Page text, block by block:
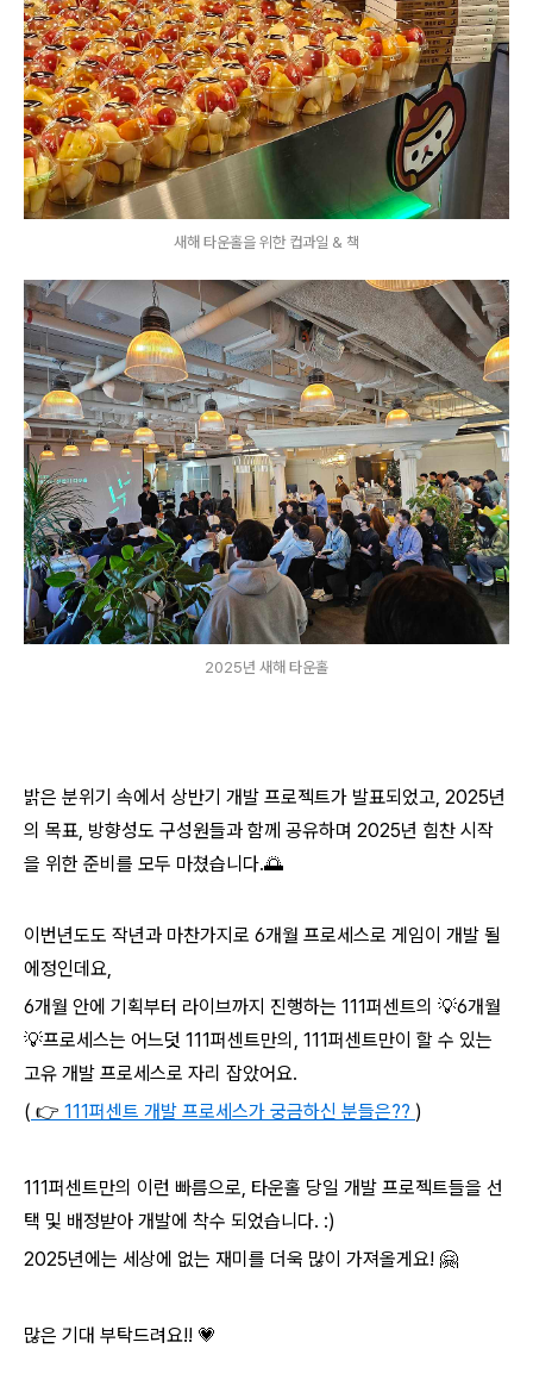
새해 타운홀을 위한 컵과일 & 책
2025년 새해 타운홀
밝은 분위기 속에서 상반기 개발 프로젝트가 발표되었고, 2025년
의 목표, 방향성도 구성원들과 함께 공유하며 2025년 힘찬 시작
을 위한 준비를 모두 마쳤습니다.🌅
이번년도도 작년과 마찬가지로 6개월 프로세스로 게임이 개발 될
에정인데요,
6개월 안에 기획부터 라이브까지 진행하는 111퍼센트의 💡6개월
💡프로세스는 어느덧 111퍼센트만의, 111퍼센트만이 할 수 있는
고유 개발 프로세스로 자리 잡았어요.
( 👉 111퍼센트 개발 프로세스가 궁금하신 분들은?? )
111퍼센트만의 이런 빠름으로, 타운홀 당일 개발 프로젝트들을 선
택 및 배정받아 개발에 착수 되었습니다. :)
2025년에는 세상에 없는 재미를 더욱 많이 가져올게요! 🤗
많은 기대 부탁드려요!! 💗